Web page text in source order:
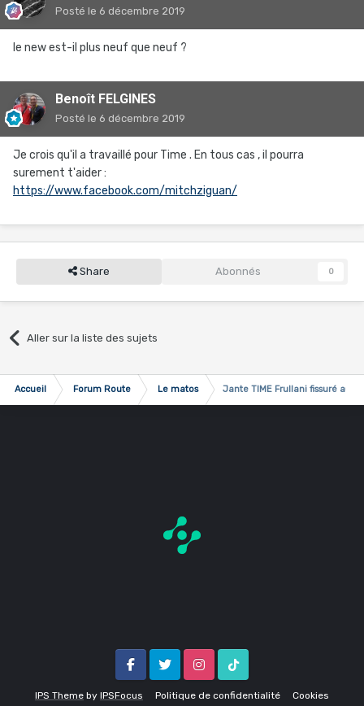
Posté le 6 décembre 2019
le new est-il plus neuf que neuf ?
Benoît FELGINES
Posté le 6 décembre 2019
Je crois qu'il a travaillé pour Time . En tous cas , il pourra
surement t'aider :
https://www.facebook.com/mitchziguan/
Share Abonnés 0
Aller sur la liste des sujets
Accueil Forum Route Le matos Jante TIME Frullani fissuré au
IPS Theme by IPSFocus Politique de confidentialité Cookies
FacebookTwitter InstagramTik Tok